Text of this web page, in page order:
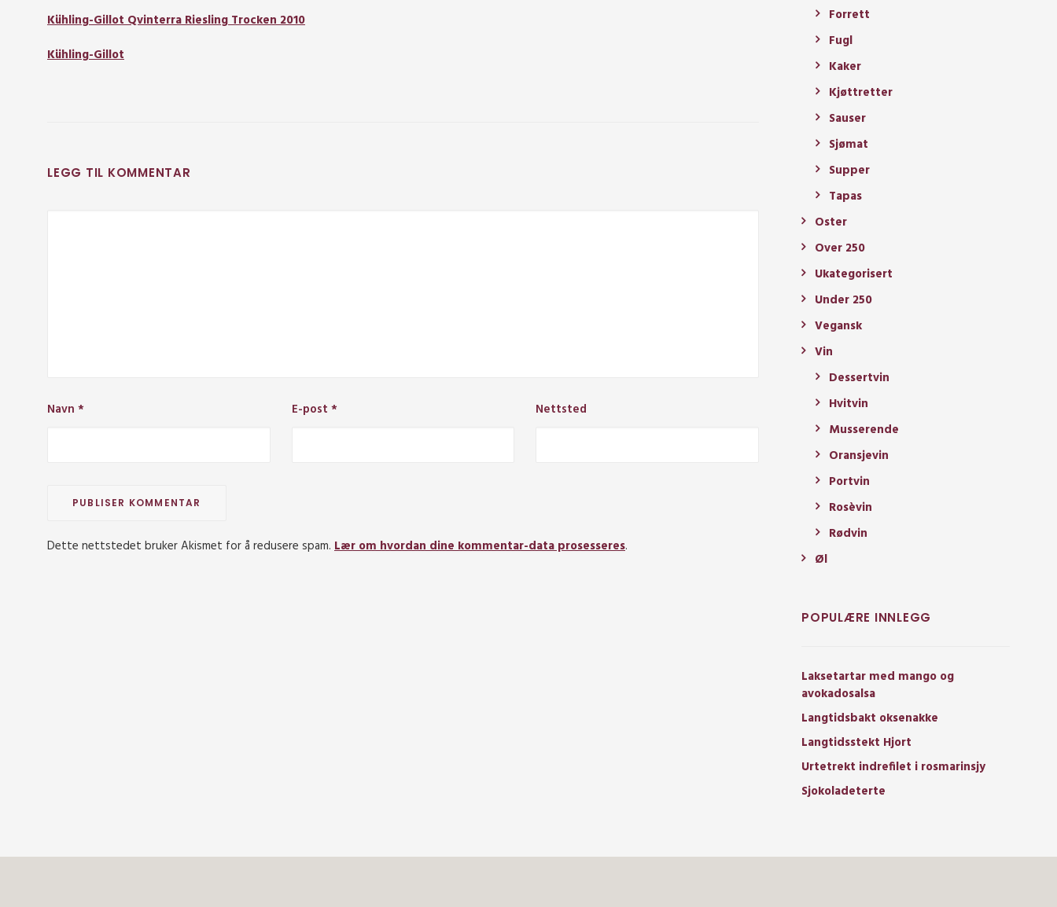
Kühling-Gillot Qvinterra Riesling Trocken 2010
Kühling-Gillot
LEGG TIL KOMMENTAR
Navn * E-post * Nettsted
Dette nettstedet bruker Akismet for å redusere spam. Lær om hvordan dine kommentar-data prosesseres.
Forrett
Fugl
Kaker
Kjøttretter
Sauser
Sjømat
Supper
Tapas
Oster
Over 250
Ukategorisert
Under 250
Vegansk
Vin
Dessertvin
Hvitvin
Musserende
Oransjevin
Portvin
Rosèvin
Rødvin
Øl
POPULÆRE INNLEGG
Laksetartar med mango og
avokadosalsa
Langtidsbakt oksenakke
Langtidsstekt Hjort
Urtetrekt indrefilet i rosmarinsjy
Sjokoladeterte